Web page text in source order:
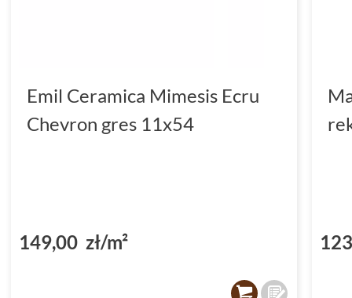
Emil Ceramica Mimesis Ecru
Chevron gres 11x54
149,00 zł/m²